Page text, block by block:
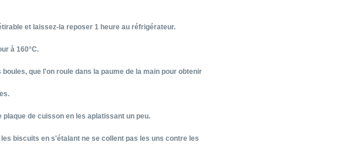
et laissez-la reposer 1 heure au réfrigérateur.
à 160°C.
boules, que l'on roule dans la paume de la main pour obtenir
plaque de cuisson en les aplatissant un peu.
les biscuits en s'étalant ne se collent pas les uns contre les